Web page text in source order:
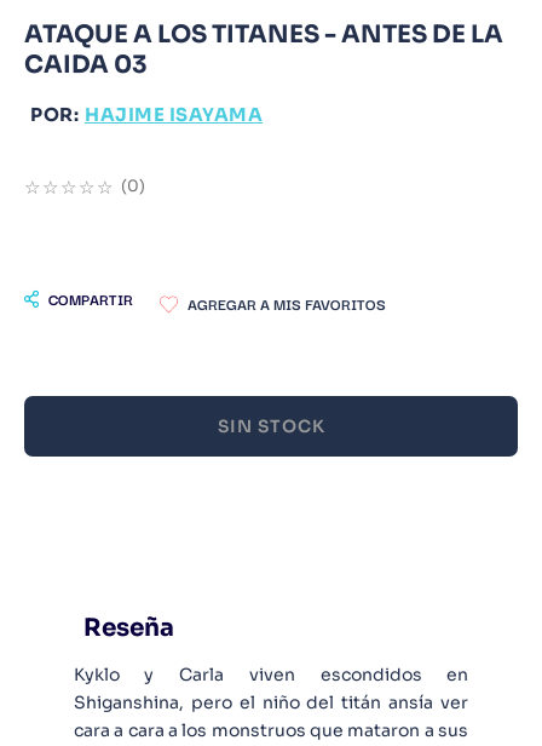
ATAQUE A LOS TITANES - ANTES DE LA
CAIDA 03
POR: HAJIME ISAYAMA
☆☆☆☆☆ (0)
COMPARTIR
SIN STOCK
Reseña
Kyklo y Carla viven escondidos en
Shiganshina, pero el niño del titán ansía ver
cara a cara a los monstruos que mataron a sus
9. Warhammer
10.Infantil